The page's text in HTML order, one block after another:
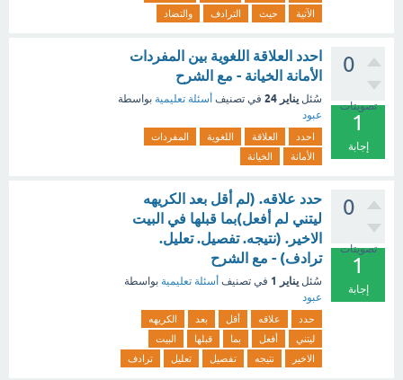
الآتية
حيث الترادف والتضاد
0
تصويتات
1
إجابة
احدد العلاقة اللغوية بين المفردات
الأمانة الخيانة - مع الشرح
سُئل يناير 24 في تصنيف أسئلة تعليمية بواسطة
عبود
احدد العلاقة اللغوية
المفردات
الأمانة
الخيانة
0
تصويتات
1
إجابة
حدد علاقه. (لم أقل بعد الكريهه
ليتني لم أفعل)بما قبلها في البيت
الاخير. (نتيجه. تفصيل. تعليل.
ترادف) - مع الشرح
سُئل يناير 1 في تصنيف أسئلة تعليمية بواسطة
عبود
حدد علاقه أقل بعد
الكريهه
ليتني
أفعل بما قبلها
البيت
الاخير
نتيجه تفصيل تعليل ترادف